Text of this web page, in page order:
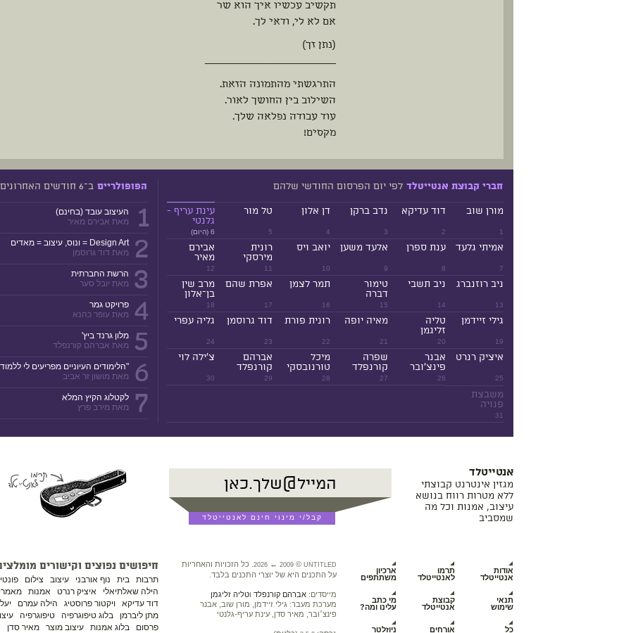
תקשיב עכשיו איך הוא שר
אם לא לי, ודאי לך.
(נתן זך)
_______________________________
התרגשתי מהתמונה הזאת.
השילוב בין החושך לאור.
עוד עבודה נפלאה שלך.
מקסים!
חברי קבוצת אנטייטלד לפי יום הפרסום החודשי שלהם
1
מורן שוב
2
דוד עדיקא
3
נדב ברקן
4
דן אלון
5
טל מור
6 (היום)
עינת עריף -
גלנטי
7
אמיתי גלעד
8
ענת ספרן
9
אלעד משען
10
יואב ויס
11
רונית
מירסקי
12
אבירם
מאיר
13
ניב רוזנברג
14
ניב תשבי
15
טימור
דברה
16
תמר לצמן
17
אפרת שהם
18
מרב שין
בן־אלון
19
גילי זיידמן
20
טליה
זליגמן
21
מאיה יופה
22
רונית פורת
23
דוד גרוסמן
24
גליה עפרי
25
איציק רנרט
26
אבנר
פינצ'ובר
27
שפרה
קורנפלד
28
מיכל
טורנובסקי
29
אברהם
קורנפלד
30
צ'ילה לוי
31
משבצת
פנויה
הפופולריים ב־6 חודשים האחרונים
1
העיצוב עובד (בחינם)
מאת אבירם מאיר
2
Design Art = ונוס, עיצוב = מאדים
מאת דוד גרוסמן
3
הרשת החברתית
מאת יובל סער
4
פרויקט גמר
מאת עופר כהנא
5
מלון גרנד ביץ'
מאת אברהם קורנפלד
6
"הלימודים העיוניים מפריעים לי
מאת מושון זר אביב
7
לקטלוג הקיץ המלא
מאת מירב פרץ
אנטייטלד
מגזין אינטרנט קבוצתי
ללא מטרות רווח בנושא
עיצוב, אמנות וכל מה
שמסביב
חיפושים נפוצים וקישורים
תרבות בית נוף אורבני עיצוב צילום
הילה שאלתיאלי
איציק רנרט אמנות
דוד עדיקא
ויקטור פרוסטיג הילה עמרם
מתן ליברמן
בלוג טיפוגרפיה טיפוגרפיה
פרסום
בלוג אמנות עיצוב מוצר מאיר סדן
אודות
אנטייטלד
תרמו
לאנטייטלד
ארכיון
משתתפים
תנאי
שימוש
קבוצת
אנטייטלד
מי כתב
עלינו ומה?
כל
אורחים
ניוזלטר
2026 ← 2009 © UNTITLED
. כל הזכויות והאחריות
על התכנים היא של יוצרי התכנים בלבד.
מייסדים: אברהם קורנפלד וטליה זליגמן
מערכת מעבר: גילי זיידמן, מורן שוב, אבנר
פינצ׳ובר, מאיר סדן, עינת עריף-גלנטי